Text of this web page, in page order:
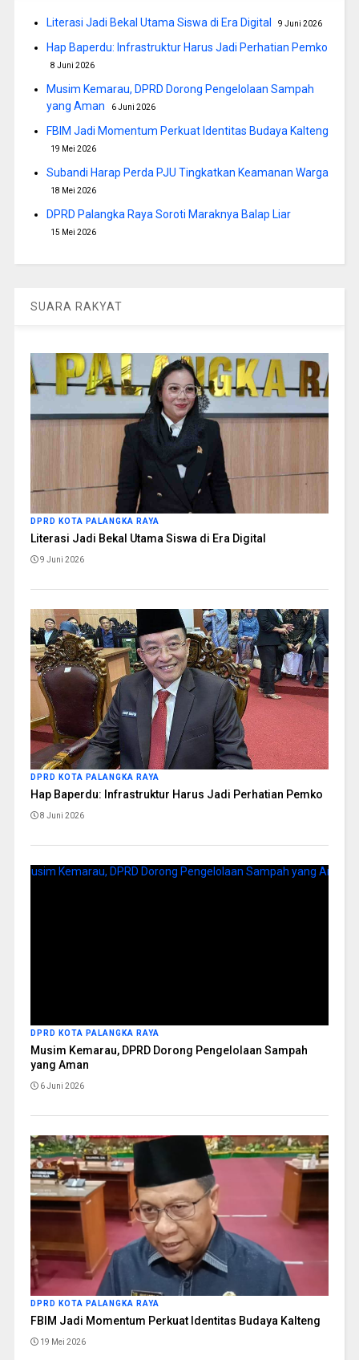
Literasi Jadi Bekal Utama Siswa di Era Digital 9 Juni 2026
Hap Baperdu: Infrastruktur Harus Jadi Perhatian Pemko
8 Juni 2026
Musim Kemarau, DPRD Dorong Pengelolaan Sampah
yang Aman
6 Juni 2026
FBIM Jadi Momentum Perkuat Identitas Budaya Kalteng
19 Mei 2026
Subandi Harap Perda PJU Tingkatkan Keamanan Warga
18 Mei 2026
DPRD Palangka Raya Soroti Maraknya Balap Liar
15 Mei 2026
SUARA RAKYAT
DPRD KOTA PALANGKA RAYA
Literasi Jadi Bekal Utama Siswa di Era Digital
9 Juni 2026
DPRD KOTA PALANGKA RAYA
Hap Baperdu: Infrastruktur Harus Jadi Perhatian Pemko
8 Juni 2026
DPRD KOTA PALANGKA RAYA
Musim Kemarau, DPRD Dorong Pengelolaan Sampah
yang Aman
6 Juni 2026
DPRD KOTA PALANGKA RAYA
FBIM Jadi Momentum Perkuat Identitas Budaya Kalteng
19 Mei 2026